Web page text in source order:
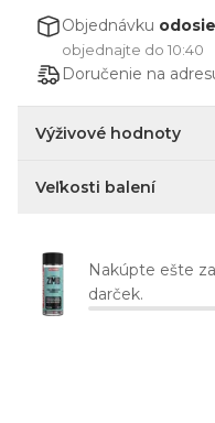
Objednávku
objednajte do 10:40
Doručenie na
Výživové hodnoty
Veľkosti balení
Nakúpte ešte za
darček.